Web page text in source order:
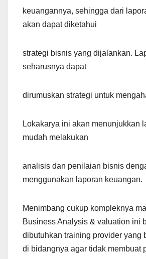
keuangannya, sehingga dari
akan dapat diketahui
strategi bisnis yang dijalankan.
seharusnya dapat
dirumuskan strategi untuk
Lokakarya ini akan menunjukkan
mudah melakukan
analisis dan penilaian bisnis
menggunakan laporan keuangan.
Menimbang cukup kompleknya
Business Analysis & valuation ini
dibutuhkan training provider yang
di bidangnya agar tidak membuat